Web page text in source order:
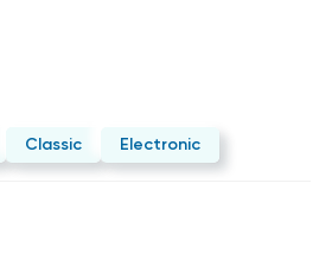
Classic Electronic